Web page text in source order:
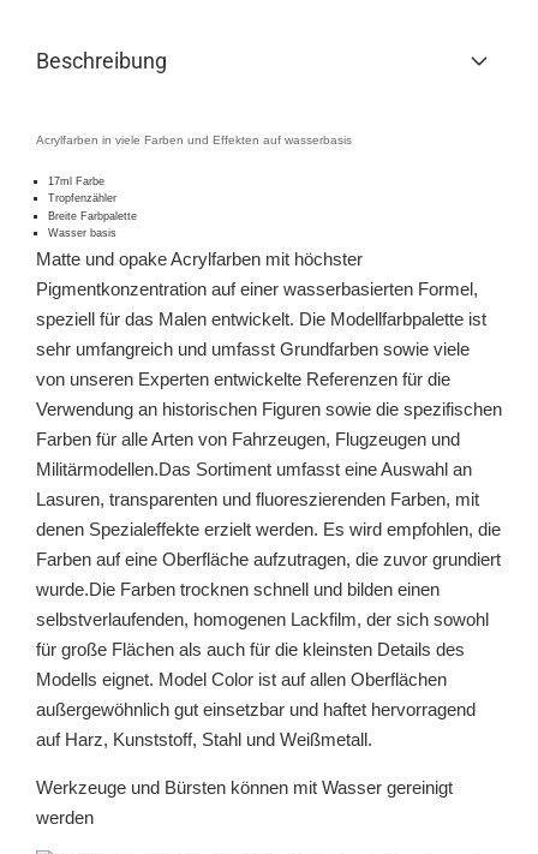
Beschreibung
Acrylfarben in viele Farben und Effekten auf wasserbasis
17ml Farbe
Tropfenzähler
Breite Farbpalette
Wasser basis
Matte und opake Acrylfarben mit höchster
Pigmentkonzentration auf einer wasserbasierten Formel,
speziell für das Malen entwickelt. Die Modellfarbpalette ist
sehr umfangreich und umfasst Grundfarben sowie viele
von unseren Experten entwickelte Referenzen für die
Verwendung an historischen Figuren sowie die spezifischen
Farben für alle Arten von Fahrzeugen, Flugzeugen und
Militärmodellen.Das Sortiment umfasst eine Auswahl an
Lasuren, transparenten und fluoreszierenden Farben, mit
denen Spezialeffekte erzielt werden. Es wird empfohlen, die
Farben auf eine Oberfläche aufzutragen, die zuvor grundiert
wurde.Die Farben trocknen schnell und bilden einen
selbstverlaufenden, homogenen Lackfilm, der sich sowohl
für große Flächen als auch für die kleinsten Details des
Modells eignet. Model Color ist auf allen Oberflächen
außergewöhnlich gut einsetzbar und haftet hervorragend
auf Harz, Kunststoff, Stahl und Weißmetall.
Werkzeuge und Bürsten können mit Wasser gereinigt
werden